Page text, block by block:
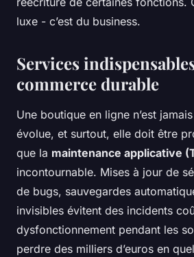
luxe - c’est du business.
Services
commerce durable
Une boutique en ligne n’est
évolue, et surtout, elle doit être
que la maintenance applicative
incontournable. Mises à jour de
de bugs, sauvegardes
invisibles évitent des incidents
dysfonctionnement pendant les
perdre des milliers d’euros en